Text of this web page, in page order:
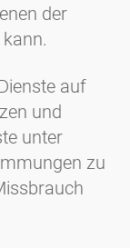
der
auf
und
unter
zu